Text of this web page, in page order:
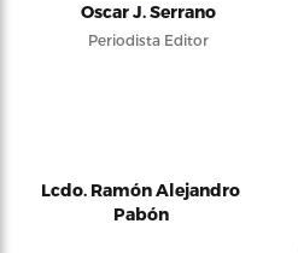
Oscar J. Serrano
Periodista Editor
Lcdo. Ramón Alejandro
Pabón